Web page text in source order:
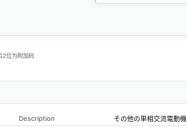
2位为附加码
Description
その他の単相交流電動機